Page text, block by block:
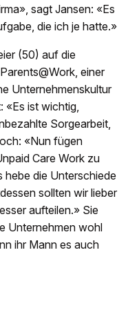
sagt Jansen: «Es
die ich je hatte.»
(50) auf die
einer
Unternehmenskultur
«Es ist wichtig,
Sorgearbeit,
«Nun fügen
Care Work zu
hebe die Unterschiede
sollten wir lieber
aufteilen.» Sie
Unternehmen wohl
ihr Mann es auch